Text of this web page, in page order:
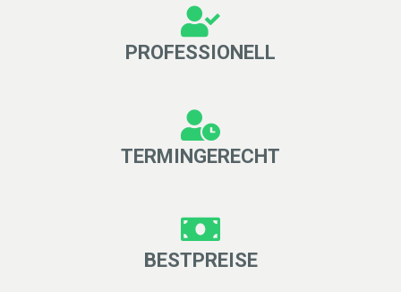
PROFESSIONELL
TERMINGERECHT
BESTPREISE